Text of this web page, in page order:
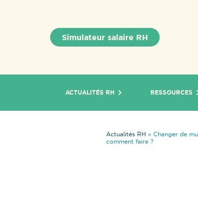
Simulateur salaire RH
ACTUALITÉS RH RESSOURCES
Actualités RH » Changer de
comment faire ?